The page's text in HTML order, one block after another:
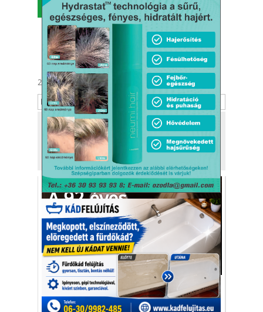
MENÜ
2026. augusztus 7.
Tekintse meg
a kiadónk, aKafi Bt.
más tevékenységét is!
A 92 éves
médiamágnás
eljegyzése
Aktuális
Azt tervezi, hogy életének hátralévő részét
szerelmével tölti el.